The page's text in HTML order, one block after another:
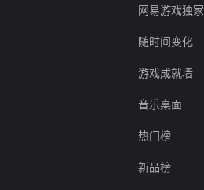
网易游戏独家
随时间变化
游戏成就墙
音乐桌面
热门榜
新品榜